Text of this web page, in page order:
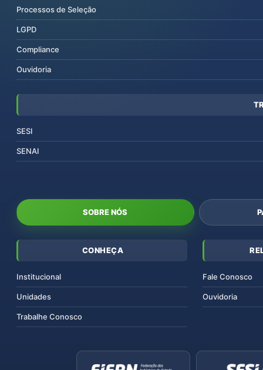
Processos de Seleção
LGPD
Compliance
Ouvidoria
SESI
SENAI
SOBRE NÓS
CONHEÇA
Institucional
Unidades
Trabalhe Conosco
Fale Conosco
Ouvidoria